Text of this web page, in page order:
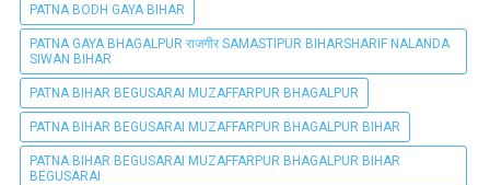
PATNA BODH GAYA BIHAR
PATNA GAYA BHAGALPUR राजगीर SAMASTIPUR BIHARSHARIF NALANDA
SIWAN BIHAR
PATNA BIHAR BEGUSARAI MUZAFFARPUR BHAGALPUR
PATNA BIHAR BEGUSARAI MUZAFFARPUR BHAGALPUR BIHAR
PATNA BIHAR BEGUSARAI MUZAFFARPUR BHAGALPUR BIHAR
BEGUSARAI